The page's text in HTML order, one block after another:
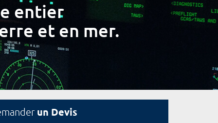
entier
et en mer.
un Devis